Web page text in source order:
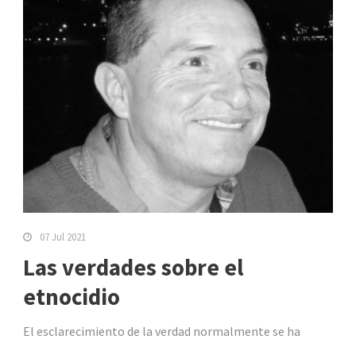
07 Jul 2021
Las verdades sobre el
etnocidio
El esclarecimiento de la verdad normalmente se ha